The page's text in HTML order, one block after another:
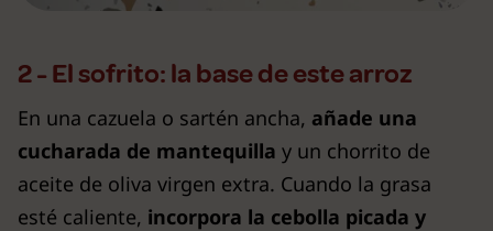
2 - El sofrito: la base de este arroz
En una cazuela o sartén ancha, añade una
cucharada de mantequilla y un chorrito de
aceite de oliva virgen extra. Cuando la grasa
esté caliente, incorpora la cebolla picada y